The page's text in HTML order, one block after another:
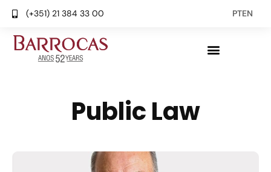
(+351) 21 384 33 00 PTEN
Public Law